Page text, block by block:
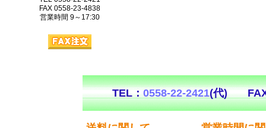
FAX 0558-23-4838
営業時間 9～17:30